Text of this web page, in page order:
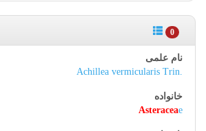
0
Achillea vermicularis Trin.
Asteraceae